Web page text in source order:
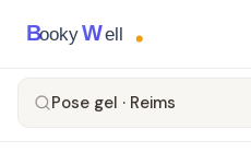
BookyWell
Pose gel · Reims